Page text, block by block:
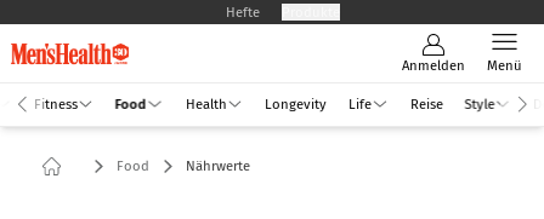
Hefte
Anmelden Menü
Fitness Food Health Longevity Life Reise Style
Food Nährwerte